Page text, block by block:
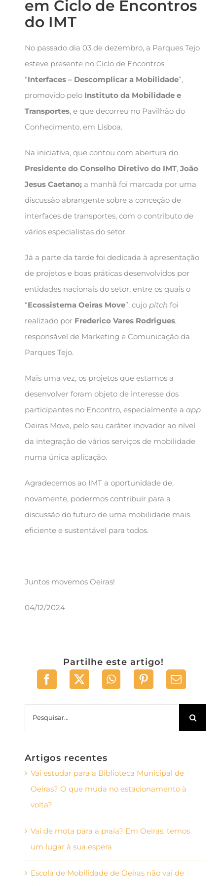
em Ciclo de Encontros
do IMT
No passado dia 03 de dezembro, a Parques Tejo
esteve presente no Ciclo de Encontros
“Interfaces – Descomplicar a Mobilidade”,
promovido pelo Instituto da Mobilidade e
Transportes, e que decorreu no Pavilhão do
Conhecimento, em Lisboa.
Na iniciativa, que contou com abertura do
Presidente do Conselho Diretivo do IMT, João
Jesus Caetano;a manhã foi marcada por uma
discussão abrangente sobre a conceção de
interfaces de transportes, com o contributo de
vários especialistas do setor.
Já a parte da tarde foi dedicada à apresentação
de projetos e boas práticas desenvolvidos por
entidades nacionais do setor, entre os quais o
“Ecossistema Oeiras Move”, cujo pitch foi
realizado por Frederico Vares Rodrigues,
responsável de Marketing e Comunicação da
Parques Tejo.
Mais uma vez, os projetos que estamos a
desenvolver foram objeto de interesse dos
participantes no Encontro, especialmente a app
Oeiras Move, pelo seu caráter inovador ao nível
da integração de vários serviços de mobilidade
numa única aplicação.
Agradecemos ao IMT a oportunidade de,
novamente, podermos contribuir para a
discussão do futuro de uma mobilidade mais
eficiente e sustentável para todos.
Juntos movemos Oeiras!
04/12/2024
Partilhe este artigo!
Artigos recentes
Vai estudar para a Biblioteca Municipal de
Oeiras? O que muda no estacionamento à
volta?
Vai de mota para a praia? Em Oeiras, temos
um lugar à sua espera
Escola de Mobilidade de Oeiras não vai de